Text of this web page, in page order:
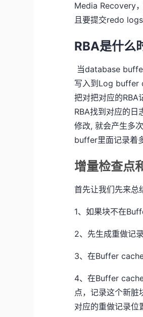
Media Recovery
且要提交redo
RBA是什么
当database
写入到Log buffer
把对把对应的
RBA找到对应的
修改, 就会产生多
buffer里面记录着
增量检查点
首先让我们先来总
1、如果块不在
2、先生成重做记
3、在Buffer
4、在Buffer
点，记录这个新
对应的重做记录位